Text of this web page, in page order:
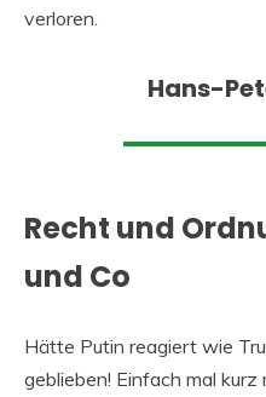
verloren.
Hans-
Recht und
und Co
Hätte Putin reagiert wie
geblieben! Einfach mal kurz